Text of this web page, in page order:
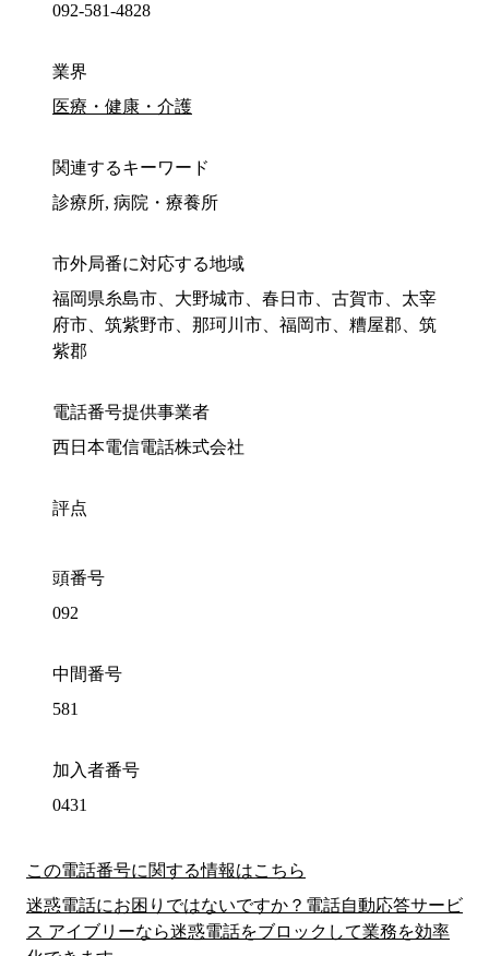
092-581-4828
業界
医療・健康・介護
関連するキーワード
診療所, 病院・療養所
市外局番に対応する地域
福岡県糸島市、大野城市、春日市、古賀市、太宰
府市、筑紫野市、那珂川市、福岡市、糟屋郡、筑
紫郡
電話番号提供事業者
西日本電信電話株式会社
評点
頭番号
092
中間番号
581
加入者番号
0431
この電話番号に関する情報はこちら
迷惑電話にお困りではないですか？電話自動応答サービ
ス アイブリーなら迷惑電話をブロックして業務を効率